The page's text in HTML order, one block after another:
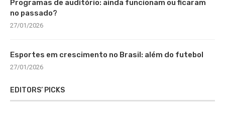
Programas de auditório: ainda funcionam ou ficaram
no passado?
27/01/2026
Esportes em crescimento no Brasil: além do futebol
27/01/2026
EDITORS’ PICKS